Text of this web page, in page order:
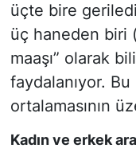
üçte bire
üç haneden biri
maaşı” olarak
faydalanıyor.
ortalamasının
Kadın ve erkek